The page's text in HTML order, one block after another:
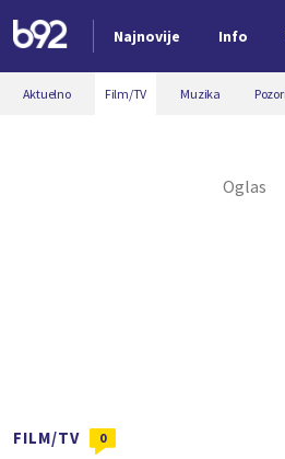
Najnovije Info
Nova vest
Aktuelno Film/TV Muzika
FILM/TV 0